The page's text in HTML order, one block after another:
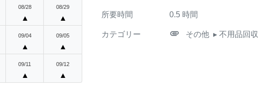
08/28
▲
08/29
▲
09/04
▲
09/05
▲
09/11
▲
09/12
▲
所要時間 0.5 時間
カテゴリー attachment その他 ▸ 不用品回収